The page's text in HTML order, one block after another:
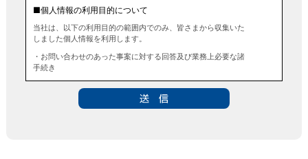
■個人情報の利用目的について
当社は、以下の利用目的の範囲内でのみ、皆さまから収集いた
しました個人情報を利用します。
・お問い合わせのあった事案に対する回答及び業務上必要な諸
手続き
■個人情報の第三者提供について